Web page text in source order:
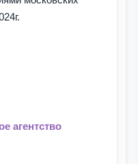
агентство